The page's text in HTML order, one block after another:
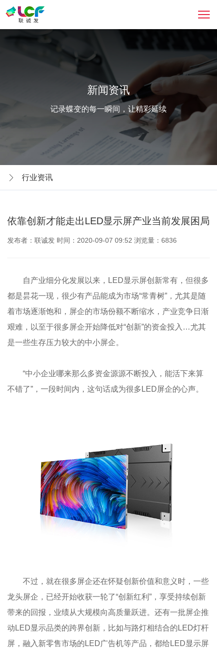
新闻资讯
记录蝶变的每一瞬间，让精彩延续
行业资讯
依靠创新才能走出LED显示屏产业当前发展困局
发布者：联诚发 时间：2020-09-07 09:52 浏览量：6836
自产业细分化发展以来，LED显示屏创新常有，但很多
都是昙花一现，很少有产品能成为市场“常青树”，尤其是随
着市场逐渐饱和，屏企的市场份额不断缩水，产业竞争日渐
艰难，以至于很多屏企开始降低对“创新”的资金投入…尤其
是一些生存压力较大的中小屏企。
“中小企业哪来那么多资金源源不断投入，能活下来算
不错了”，一段时间内，这句话成为很多LED屏企的心声。
不过，就在很多屏企还在怀疑创新价值和意义时，一些
龙头屏企，已经开始收获一轮了“创新红利”，享受持续创新
带来的回报，业绩从大规模向高质量跃进。还有一批屏企推
动LED显示品类的跨界创新，比如与路灯相结合的LED灯杆
屏，融入新零售市场的LED广告机等产品，都给LED显示屏